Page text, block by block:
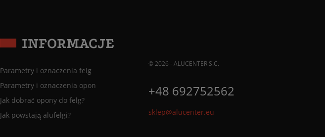
INFORMACJE
Parametry i oznaczenia felg
Parametry i oznaczenia opon
Jak dobrać opony do felg?
Jak powstają alufelgi?
© 2026 - ALUCENTER S.C.
+48 692752562
sklep@alucenter.eu